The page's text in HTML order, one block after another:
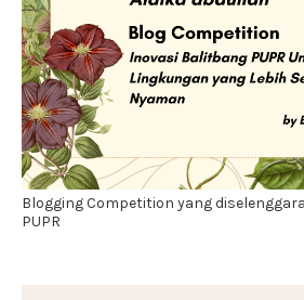
Blogging Competition yang
PUPR